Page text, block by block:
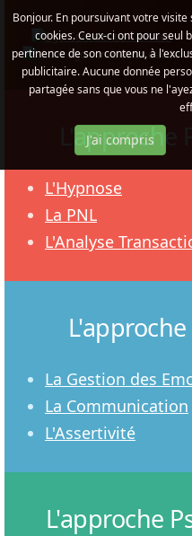
Bonjour. En poursuivant votre
cookies. Ceux-ci ont pour seul
pertinence de son contenu, à
publicitaire. Aucune donnée
partagée sans que vous ne
J'ai compris
L'approche
L'Hypnose
La PNL
L'Analyse
La Gestion des
La Communication
L'Assertivité
L'approche